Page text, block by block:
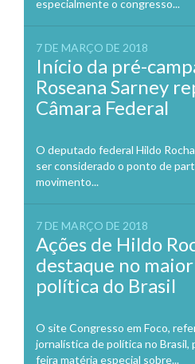
especialmente o congresso...
7 DE MARÇO DE 2018
Início da pré-
Roseana Sarney
Câmara Federal
O deputado federal Hildo
ser considerado o ponto de
movimento...
7 DE MARÇO DE 2018
Ações de Hildo
destaque no
política do Brasil
O site Congresso em Foco,
jornalística de política no
feira matéria especial sobre...